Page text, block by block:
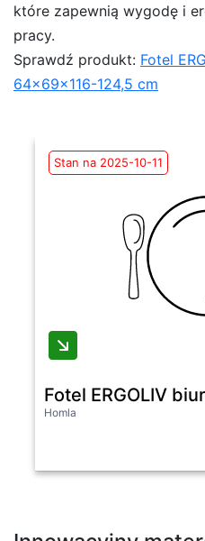
które zapewnią wygodę i
pracy.
Sprawdź produkt: Fotel
64x69x116-124,5 cm
Stan na 2025-10-11
Fotel ERGOLIV
Homla